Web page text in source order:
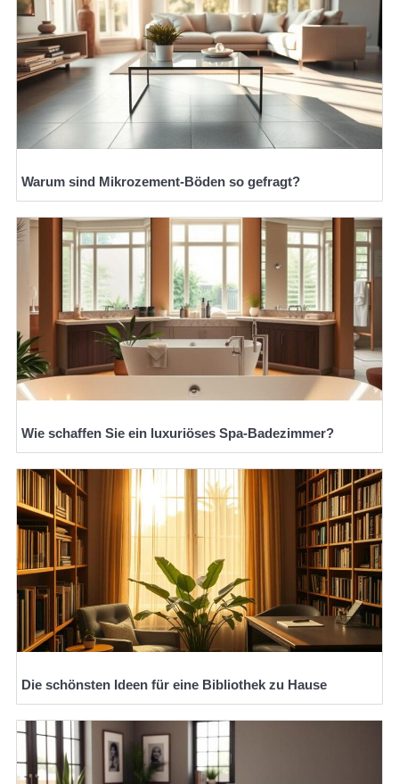
Warum sind Mikrozement-Böden so gefragt?
Wie schaffen Sie ein luxuriöses Spa-Badezimmer?
Die schönsten Ideen für eine Bibliothek zu Hause